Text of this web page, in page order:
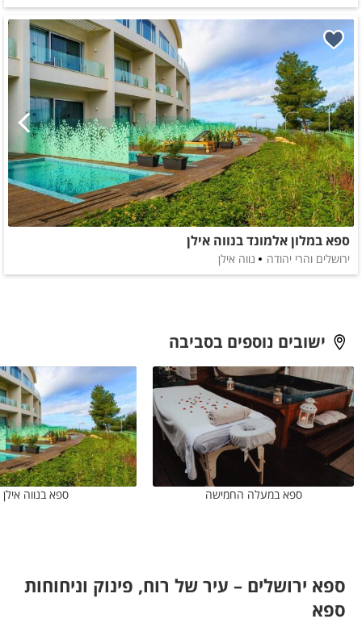
ספא במלון אלמונד בנווה אילן
ירושלים והרי יהודה נווה אילן
ישובים נוספים בסביבה
ספא במעלה החמישה ספא בנווה אילן
ספא ירושלים – עיר של רוח, פינוק וניחוחות
ספא